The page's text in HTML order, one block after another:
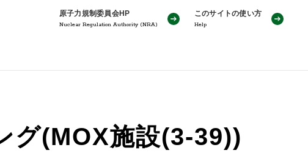
原子力規制委員会HP
Nuclear Regulation Authority (NRA)
このサイトの使い方
Help
グ(MOX施設(3-39))